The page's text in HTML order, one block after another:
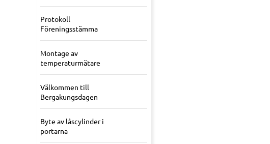
Protokoll
Föreningsstämma
Montage av
temperaturmätare
Välkommen till
Bergakungsdagen
Byte av låscylinder i
portarna